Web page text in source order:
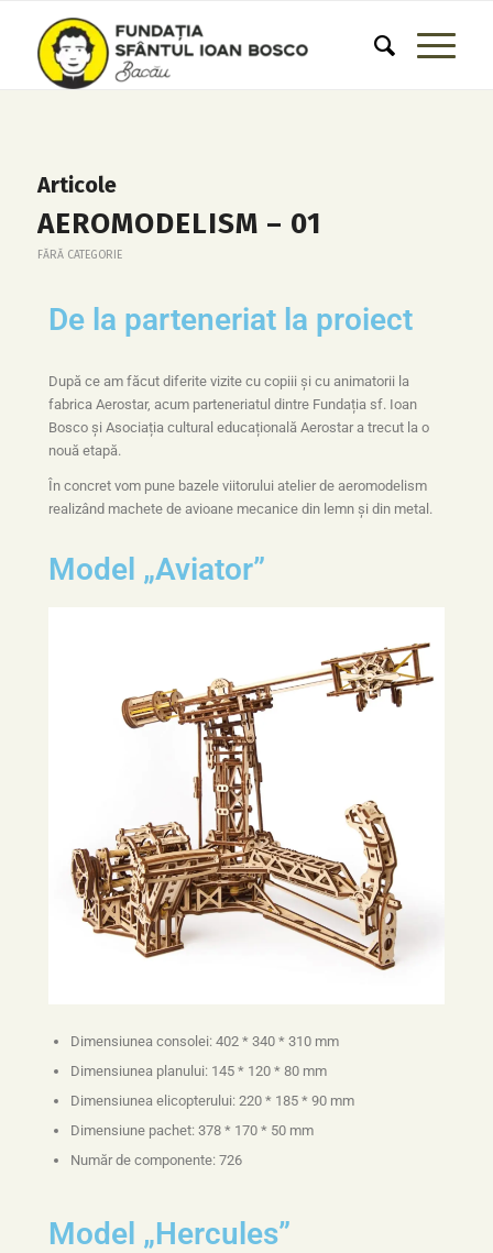
Articole
AEROMODELISM – 01
FĂRĂ CATEGORIE
De la parteneriat la proiect
După ce am făcut diferite vizite cu copiii și cu animatorii la
fabrica Aerostar, acum parteneriatul dintre Fundația sf. Ioan
Bosco și Asociația cultural educațională Aerostar a trecut la o
nouă etapă.
În concret vom pune bazele viitorului atelier de aeromodelism
realizând machete de avioane mecanice din lemn și din metal.
Model „Aviator”
Dimensiunea consolei: 402 * 340 * 310 mm
Dimensiunea planului: 145 * 120 * 80 mm
Dimensiunea elicopterului: 220 * 185 * 90 mm
Dimensiune pachet: 378 * 170 * 50 mm
Număr de componente: 726
Model „Hercules”